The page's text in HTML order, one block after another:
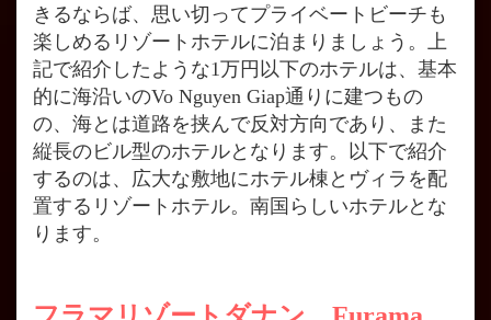
きるならば、思い切ってプライベートビーチも
楽しめるリゾートホテルに泊まりましょう。上
記で紹介したような1万円以下のホテルは、基本
的に海沿いのVo Nguyen Giap通りに建つもの
の、海とは道路を挟んで反対方向であり、また
縦長のビル型のホテルとなります。以下で紹介
するのは、広大な敷地にホテル棟とヴィラを配
置するリゾートホテル。南国らしいホテルとな
ります。